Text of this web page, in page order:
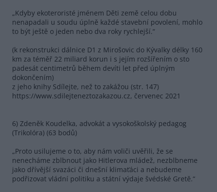
„Kdyby ekoteroristé jménem Děti země celou dobu
nenapadali u soudu úplně každé stavební povolení, mohlo
to být ještě o jeden nebo dva roky rychlejší.“
(k rekonstrukci dálnice D1 z Mirošovic do Kývalky délky 160
km za téměř 22 miliard korun i s jejím rozšířením o sto
padesát centimetrů během devíti let před úplným
dokončením)
z jeho knihy Sdílejte, než to zakážou (str. 147)
https://www.sdilejteneztozakazou.cz, červenec 2021
6) Zdeněk Koudelka, advokát a vysokoškolský pedagog
(Trikolóra) (63 bodů)
„Proto usilujeme o to, aby nám voliči uvěřili, že se
nenecháme zblbnout jako Hitlerova mládež, nezblbneme
jako dřívější svazáci či dnešní klimaťáci a nebudeme
podřizovat vládní politiku a státní výdaje švédské Gretě.“